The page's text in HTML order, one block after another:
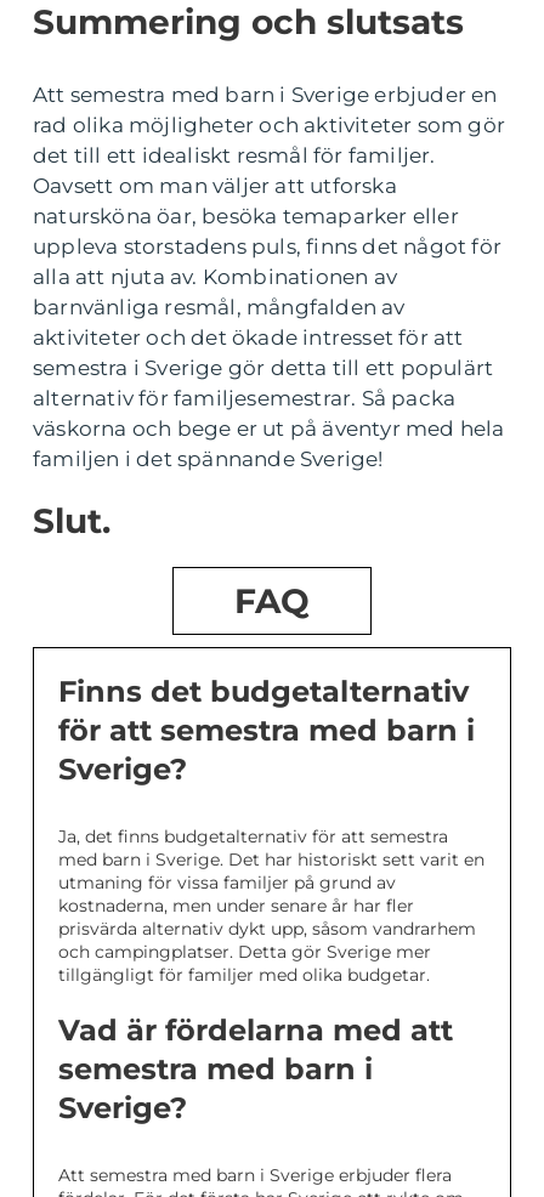
Summering och slutsats
Att semestra med barn i Sverige erbjuder en
rad olika möjligheter och aktiviteter som gör
det till ett idealiskt resmål för familjer.
Oavsett om man väljer att utforska
natursköna öar, besöka temaparker eller
uppleva storstadens puls, finns det något för
alla att njuta av. Kombinationen av
barnvänliga resmål, mångfalden av
aktiviteter och det ökade intresset för att
semestra i Sverige gör detta till ett populärt
alternativ för familjesemestrar. Så packa
väskorna och bege er ut på äventyr med hela
familjen i det spännande Sverige!
Slut.
FAQ
Finns det budgetalternativ
för att semestra med barn i
Sverige?
Ja, det finns budgetalternativ för att semestra
med barn i Sverige. Det har historiskt sett varit en
utmaning för vissa familjer på grund av
kostnaderna, men under senare år har fler
prisvärda alternativ dykt upp, såsom vandrarhem
och campingplatser. Detta gör Sverige mer
tillgängligt för familjer med olika budgetar.
Vad är fördelarna med att
semestra med barn i
Sverige?
Att semestra med barn i Sverige erbjuder flera